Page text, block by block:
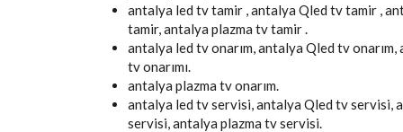
antalya led tv tamir , antalya Qled tv tamir ,
tamir, antalya plazma tv tamir .
antalya led tv onarım, antalya Qled tv
tv onarımı.
antalya plazma tv onarım.
antalya led tv servisi, antalya Qled tv servisi,
servisi, antalya plazma tv servisi.